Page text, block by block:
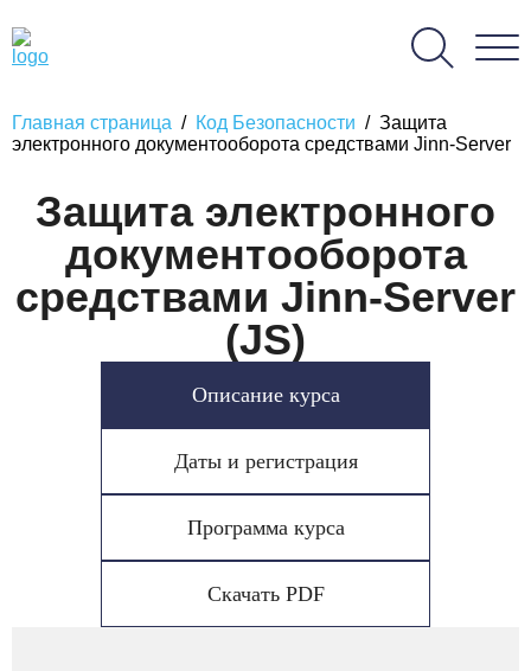
Главная страница / Код Безопасности / Защита
электронного документооборота средствами Jinn-Server
Защита электронного
документооборота
средствами Jinn-Server
(JS)
Описание курса
Даты и регистрация
Программа курса
Скачать PDF